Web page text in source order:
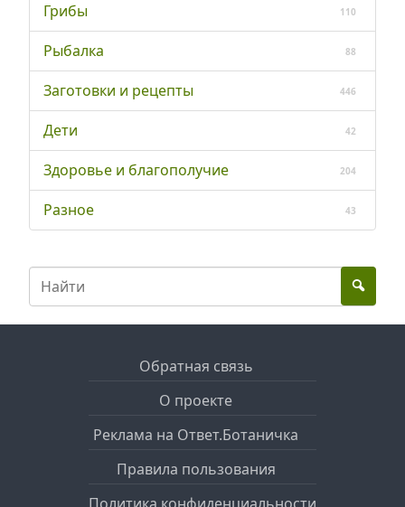
Грибы 110
Рыбалка 88
Заготовки и рецепты 446
Дети 42
Здоровье и благополучие 204
Разное 43
Обратная связь
О проекте
Реклама на Ответ.Ботаничка
Правила пользования